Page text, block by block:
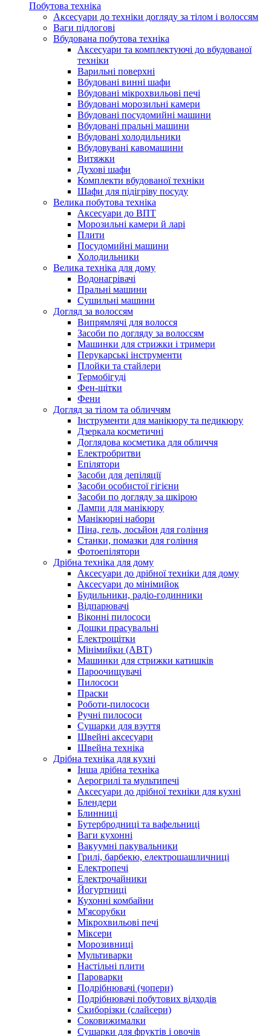
Побутова техніка
Аксесуари до техніки догляду за тілом і волоссям
Ваги підлогові
Вбудована побутова техніка
Аксесуари та комплектуючі до вбудованої
техніки
Варильні поверхні
Вбудовані винні шафи
Вбудовані мікрохвильові печі
Вбудовані морозильні камери
Вбудовані посудомийні машини
Вбудовані пральні машини
Вбудовані холодильники
Вбудовувані кавомашини
Витяжки
Духові шафи
Комплекти вбудованої техніки
Шафи для підігріву посуду
Велика побутова техніка
Аксесуари до ВПТ
Морозильні камери й ларі
Плити
Посудомийні машини
Холодильники
Велика техніка для дому
Водонагрівачі
Пральні машини
Сушильні машини
Догляд за волоссям
Випрямлячі для волосся
Засоби по догляду за волоссям
Машинки для стрижки і тримери
Перукарські інструменти
Плойки та стайлери
Термобігуді
Фен-щітки
Фени
Догляд за тілом та обличчям
Інструменти для манікюру та педикюру
Дзеркала косметичні
Доглядова косметика для обличчя
Електробритви
Епілятори
Засоби для депіляції
Засоби особистої гігієни
Засоби по догляду за шкірою
Лампи для манікюру
Манікюрні набори
Піна, гель, лосьйон для гоління
Станки, помазки для гоління
Фотоепілятори
Дрібна техніка для дому
Аксесуари до дрібної техніки для дому
Аксесуари до мінімийок
Будильники, радіо-годинники
Відпарювачі
Віконні пилососи
Дошки прасувальні
Електрощітки
Мінімийки (АВТ)
Машинки для стрижки катишків
Пароочищувачі
Пилососи
Праски
Роботи-пилососи
Ручні пилососи
Сушарки для взуття
Швейні аксесуари
Швейна техніка
Дрібна техніка для кухні
Інша дрібна техніка
Аерогрилі та мультипечі
Аксесуари до дрібної техніки для кухні
Блендери
Блинниці
Бутербродниці та вафельниці
Ваги кухонні
Вакуумні пакувальники
Грилі, барбекю, електрошашличниці
Електропечі
Електрочайники
Йогуртниці
Кухонні комбайни
М'ясорубки
Мікрохвильові печі
Міксери
Морозивниці
Мультиварки
Настільні плити
Пароварки
Подрібнювачі (чопери)
Подрібнювачі побутових відходів
Скиборізки (слайсери)
Соковижималки
Сушарки для фруктів і овочів